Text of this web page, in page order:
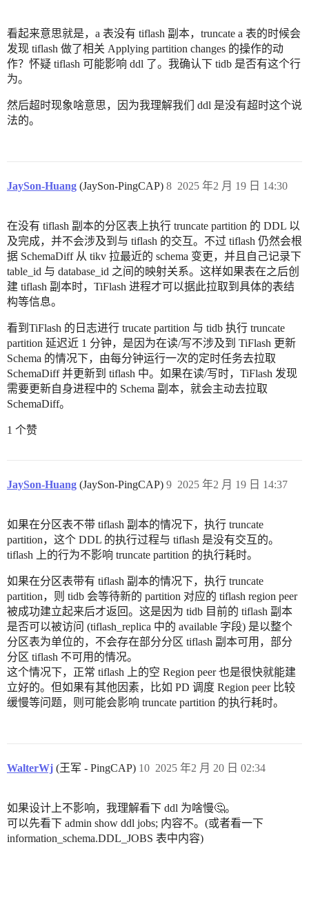
看起来意思就是，a 表没有 tiflash 副本，truncate a 表的时候会
发现 tiflash 做了相关 Applying partition changes 的操作的动
作？怀疑 tiflash 可能影响 ddl 了。我确认下 tidb 是否有这个行
为。
然后超时现象啥意思，因为我理解我们 ddl 是没有超时这个说
法的。
JaySon-Huang (JaySon-PingCAP) 2025 年2 月 19 日 14:30
8
在没有 tiflash 副本的分区表上执行 truncate partition 的 DDL 以
及完成，并不会涉及到与 tiflash 的交互。不过 tiflash 仍然会根
据 SchemaDiff 从 tikv 拉最近的 schema 变更，并且自己记录下
table_id 与 database_id 之间的映射关系。这样如果表在之后创
建 tiflash 副本时，TiFlash 进程才可以据此拉取到具体的表结
构等信息。
看到TiFlash 的日志进行 trucate partition 与 tidb 执行 truncate
partition 延迟近 1 分钟，是因为在读/写不涉及到 TiFlash 更新
Schema 的情况下，由每分钟运行一次的定时任务去拉取
SchemaDiff 并更新到 tiflash 中。如果在读/写时，TiFlash 发现
需要更新自身进程中的 Schema 副本，就会主动去拉取
SchemaDiff。
1 个赞
JaySon-Huang (JaySon-PingCAP) 2025 年2 月 19 日 14:37
9
如果在分区表不带 tiflash 副本的情况下，执行 truncate
partition，这个 DDL 的执行过程与 tiflash 是没有交互的。
tiflash 上的行为不影响 truncate partition 的执行耗时。
如果在分区表带有 tiflash 副本的情况下，执行 truncate
partition，则 tidb 会等待新的 partition 对应的 tiflash region peer
被成功建立起来后才返回。这是因为 tidb 目前的 tiflash 副本
是否可以被访问 (tiflash_replica 中的 available 字段) 是以整个
分区表为单位的，不会存在部分分区 tiflash 副本可用，部分
分区 tiflash 不可用的情况。
这个情况下，正常 tiflash 上的空 Region peer 也是很快就能建
立好的。但如果有其他因素，比如 PD 调度 Region peer 比较
缓慢等问题，则可能会影响 truncate partition 的执行耗时。
WalterWj (王军 - PingCAP) 2025 年2 月 20 日 02:34
10
如果设计上不影响，我理解看下 ddl 为啥慢🤔。
可以先看下 admin show ddl jobs; 内容不。(或者看一下
information_schema.DDL_JOBS 表中内容)